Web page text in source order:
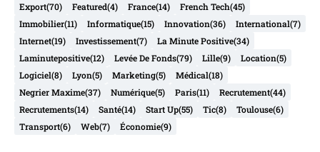
Export(70) Featured(4) France(14) French Tech(45)
Immobilier(11) Informatique(15) Innovation(36) International(7)
Internet(19) Investissement(7) La Minute Positive(34)
Laminutepositive(12) Levée De Fonds(79) Lille(9) Location(5)
Logiciel(8) Lyon(5) Marketing(5) Médical(18)
Negrier Maxime(37) Numérique(5) Paris(11) Recrutement(44)
Recrutements(14) Santé(14) Start Up(55) Tic(8) Toulouse(6)
Transport(6) Web(7) Économie(9)